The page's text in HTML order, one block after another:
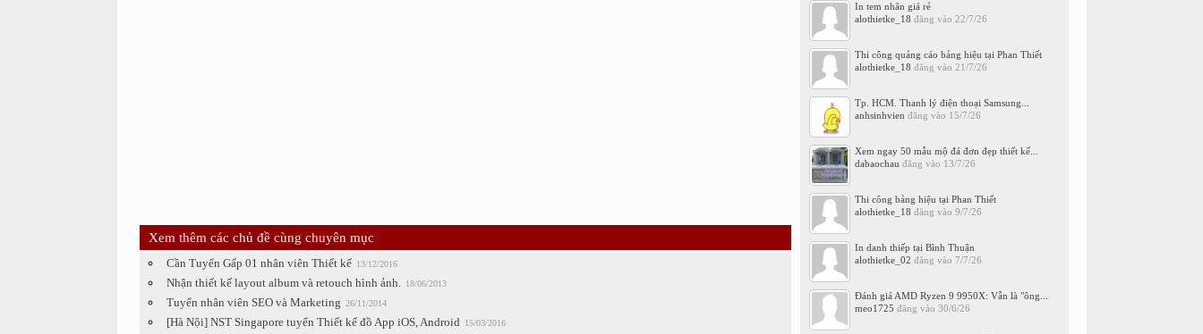
Xem thêm các chủ đề cùng chuyên mục
Cần Tuyển Gấp 01 nhân viên Thiết kế 13/12/2016
Nhận thiết kế layout album và retouch hình ảnh. 18/06/2013
Tuyển nhân viên SEO và Marketing 26/11/2014
[Hà Nội] NST Singapore tuyển Thiết kế đồ App iOS, Android 15/03/2016
In tem nhãn giá rẻ
alothietke_18 đăng vào 22/7/26
Thi công quảng cáo bảng hiệu tại Phan Thiết
alothietke_18 đăng vào 21/7/26
Tp. HCM. Thanh lý điện thoại Samsung...
anhsinhvien đăng vào 15/7/26
Xem ngay 50 mẫu mộ đá đơn đẹp thiết kế...
dabaochau đăng vào 13/7/26
Thi công bảng hiệu tại Phan Thiết
alothietke_18 đăng vào 9/7/26
In danh thiếp tại Bình Thuận
alothietke_02 đăng vào 7/7/26
Đánh giá AMD Ryzen 9 9950X: Vẫn là "ông...
meo1725 đăng vào 30/6/26